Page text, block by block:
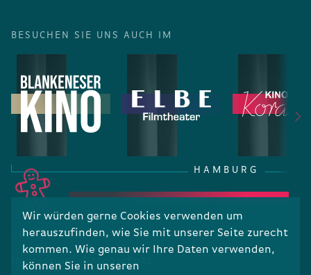
Wir würden gerne Cookies verwenden um
herauszufinden, wie Sie mit unserer Seite zurecht
kommen. Wie genau wir Ihre Daten verwenden,
können Sie in unseren
BESUCHEN SIE UNS AUCH IM
HAMBURG
RECHTLICHES
Impressum Datenschutz